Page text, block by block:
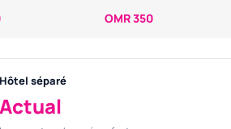
OMR 350
Hôtel séparé
Actual